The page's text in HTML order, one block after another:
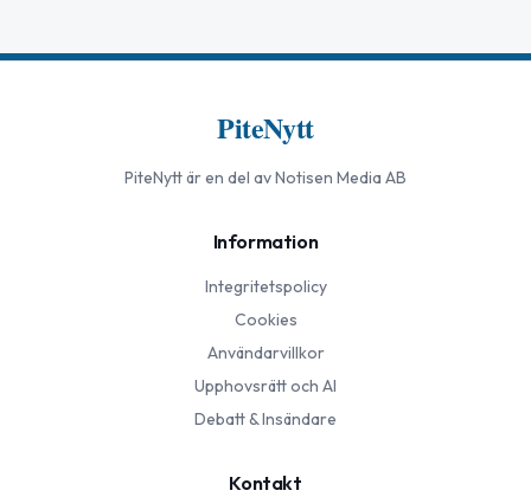
PiteNytt
PiteNyttär en del av Notisen Media AB
Information
Integritetspolicy
Cookies
Användarvillkor
Upphovsrätt och AI
Debatt & Insändare
Kontakt